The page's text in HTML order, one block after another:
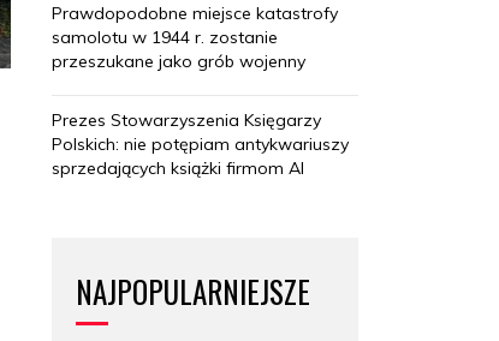
Prawdopodobne miejsce katastrofy
samolotu w 1944 r. zostanie
przeszukane jako grób wojenny
Prezes Stowarzyszenia Księgarzy
Polskich: nie potępiam antykwariuszy
sprzedających książki firmom AI
NAJPOPULARNIEJSZE